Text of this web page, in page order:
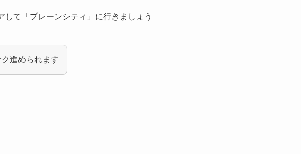
して「プレーンシティ」に行きましょう
進められます